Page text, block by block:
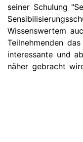
seiner Schulung
Wissenswertem
Teilnehmenden
interessante und
näher gebracht